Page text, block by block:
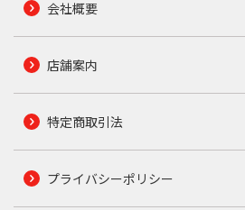
会社概要
店舗案内
特定商取引法
プライバシーポリシー